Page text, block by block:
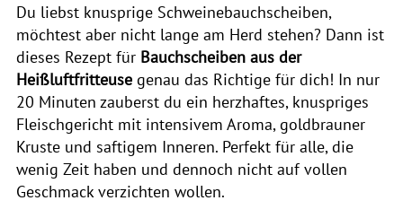
Du liebst knusprige Schweinebauchscheiben,
möchtest aber nicht lange am Herd stehen? Dann ist
dieses Rezept für Bauchscheiben aus der
Heißluftfritteusegenau das Richtige für dich! In nur
20 Minuten zauberst du ein herzhaftes, knuspriges
Fleischgericht mit intensivem Aroma, goldbrauner
Kruste und saftigem Inneren. Perfekt für alle, die
wenig Zeit haben und dennoch nicht auf vollen
Geschmack verzichten wollen.